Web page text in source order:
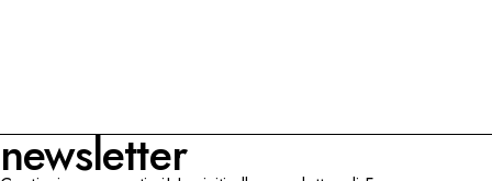
newsletter